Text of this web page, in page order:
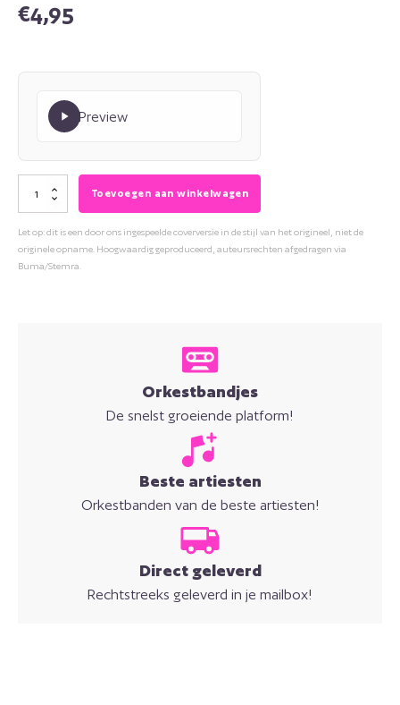
€4,95
Preview
Wesley
Klein
-
Jij
Toevoegen aan winkelwagen
Let op: dit is een door ons ingespeelde coverversie in de stijl van het origineel, niet de
originele opname. Hoogwaardig geproduceerd, auteursrechten afgedragen via
Buma/Stemra.
Orkestbandjes
De snelst groeiende platform!
Beste artiesten
Orkestbanden van de beste artiesten!
Direct geleverd
Rechtstreeks geleverd in je mailbox!